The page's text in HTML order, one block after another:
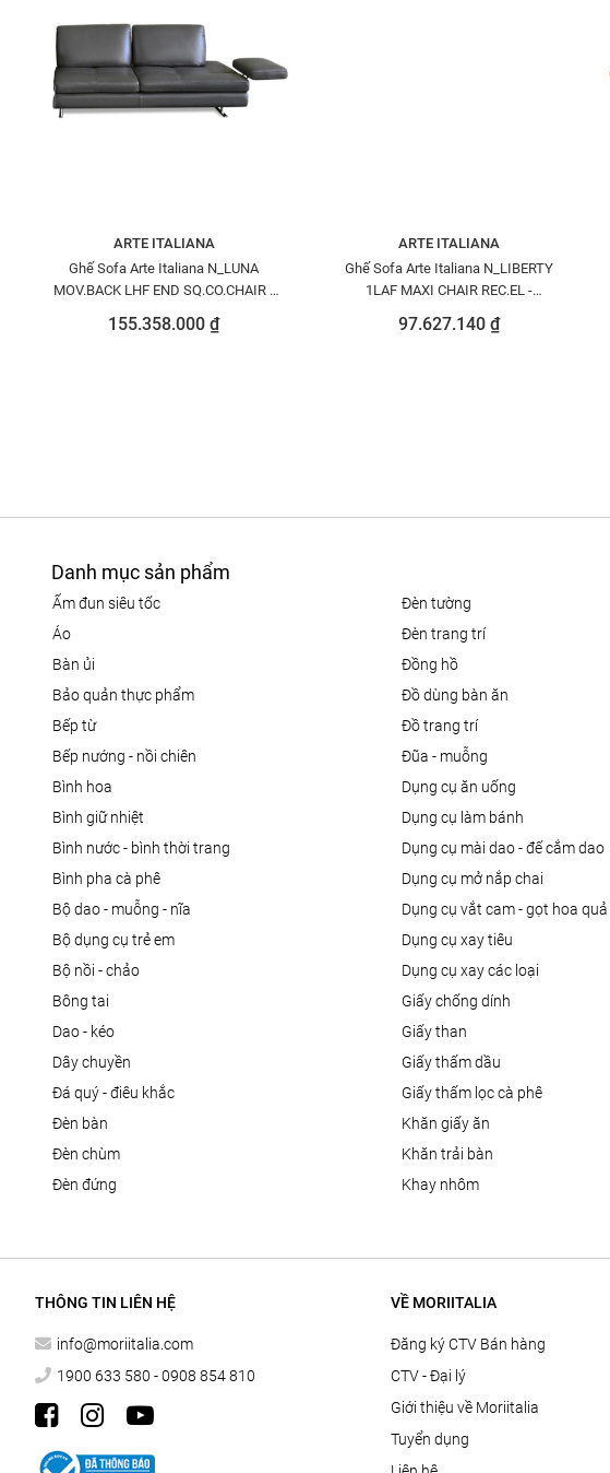
ARTE ITALIANA
Ghế Sofa Arte Italiana N_LUNA
MOV.BACK LHF END SQ.CO.CHAIR -
155.358.000 ₫
ARTE ITALIANA
Ghế Sofa Arte Italiana N_LIBERTY
1LAF MAXI CHAIR REC.EL -
97.627.140 ₫
Danh mục sản phẩm
ấm đun siêu tốc
áo
bàn ủi
bảo quản thực phẩm
bếp từ
bếp nướng - nồi chiên
bình hoa
bình giữ nhiệt
bình nước - bình thời trang
bình pha cà phê
bộ dao - muỗng - nĩa
bộ dụng cụ trẻ em
bộ nồi - chảo
bông tai
dao - kéo
dây chuyền
đá quý - điêu khắc
đèn bàn
đèn chùm
đèn đứng
đèn tường
đèn trang trí
đồng hồ
đồ dùng bàn ăn
đồ trang trí
đũa - muỗng
dụng cụ ăn uống
dụng cụ làm bánh
dụng cụ mài dao - đế cắm dao
dụng cụ mở nắp chai
dụng cụ vắt cam - gọt hoa quả
dụng cụ xay tiêu
dụng cụ xay các loại
giấy chống dính
giấy than
giấy thấm dầu
giấy thấm lọc cà phê
khăn giấy ăn
khăn trải bàn
khay nhôm
THÔNG TIN LIÊN HỆ
info@moriitalia.com
1900 633 580 - 0908 854 810
VỀ MORIITALIA
Đăng ký CTV Bán hàng
CTV - Đại lý
Giới thiệu về Moriitalia
Tuyển dụng